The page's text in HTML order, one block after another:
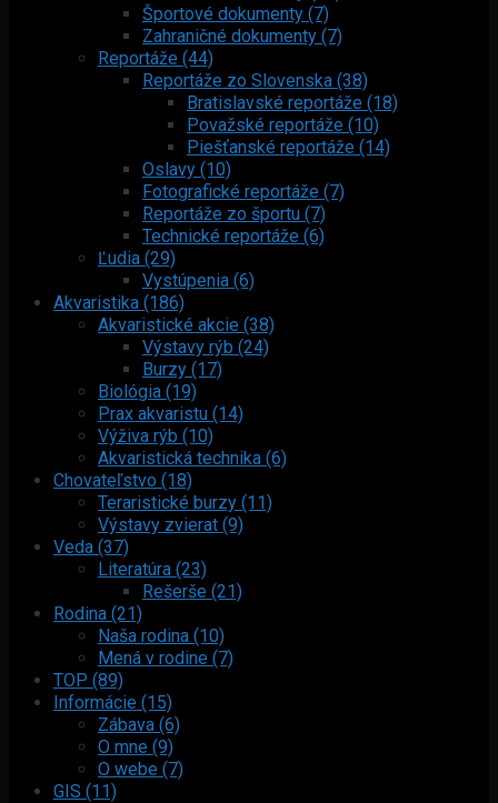
Športové dokumenty (7)
Zahraničné dokumenty (7)
Reportáže (44)
Reportáže zo Slovenska (38)
Bratislavské reportáže (18)
Považské reportáže (10)
Piešťanské reportáže (14)
Oslavy (10)
Fotografické reportáže (7)
Reportáže zo športu (7)
Technické reportáže (6)
Ľudia (29)
Vystúpenia (6)
Akvaristika (186)
Akvaristické akcie (38)
Výstavy rýb (24)
Burzy (17)
Biológia (19)
Prax akvaristu (14)
Výživa rýb (10)
Akvaristická technika (6)
Chovateľstvo (18)
Teraristické burzy (11)
Výstavy zvierat (9)
Veda (37)
Literatúra (23)
Rešerše (21)
Rodina (21)
Naša rodina (10)
Mená v rodine (7)
TOP (89)
Informácie (15)
Zábava (6)
O mne (9)
O webe (7)
GIS (11)